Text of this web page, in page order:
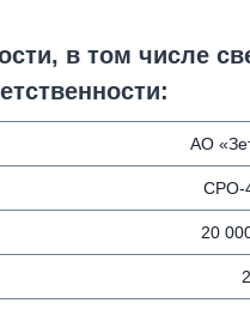
в том числе
АО
СРО-
20